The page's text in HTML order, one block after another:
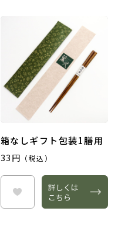
箱なしギフト包装1膳用
33円 （税込）
詳しくは
こちら